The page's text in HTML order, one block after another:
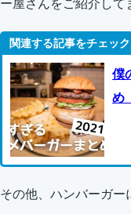
ー屋さんをご紹介して
僕
め
その他、ハンバーガー